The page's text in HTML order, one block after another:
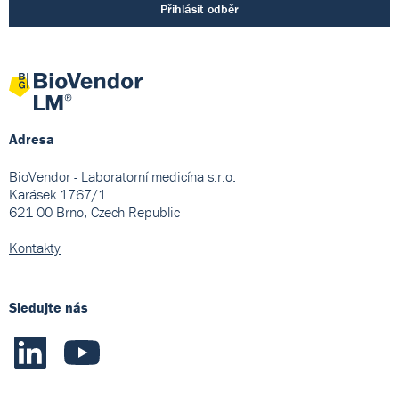
Přihlásit odběr
Adresa
BioVendor - Laboratorní medicína s.r.o.
Karásek 1767/1
621 00 Brno, Czech Republic
Kontakty
Sledujte nás